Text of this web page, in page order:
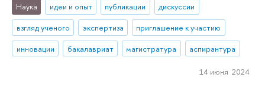
Наука идеи и опыт публикации
дискуссии
взгляд ученого
экспертиза
приглашение к участию
инновации
бакалавриат магистратура аспирантура
14 июня 2024